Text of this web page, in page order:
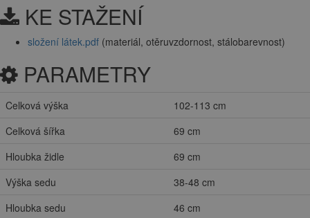
KE STAŽENÍ
složení látek.pdf (materiál, otěruvzdornost, stálobarevnost)
PARAMETRY
Celková výška
102-113 cm
Celková šířka
69 cm
Hloubka židle
69 cm
Výška sedu
38-48 cm
Hloubka sedu
46 cm